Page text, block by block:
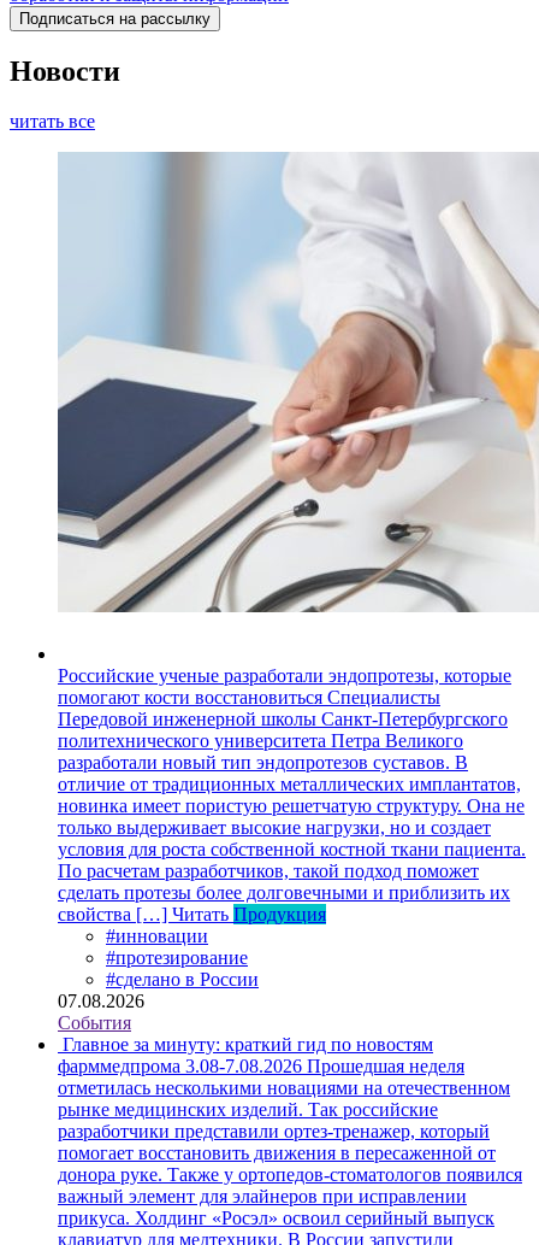
Новости
читать все
Российские ученые разработали эндопротезы, которые
помогают кости восстановиться Специалисты
Передовой инженерной школы Санкт-Петербургского
политехнического университета Петра Великого
разработали новый тип эндопротезов суставов. В
отличие от традиционных металлических имплантатов,
новинка имеет пористую решетчатую структуру. Она не
только выдерживает высокие нагрузки, но и создает
условия для роста собственной костной ткани пациента.
По расчетам разработчиков, такой подход поможет
сделать протезы более долговечными и приблизить их
свойства […] Читать Продукция
#инновации
#протезирование
#сделано в России
07.08.2026
События
Главное за минуту: краткий гид по новостям
фарммедпрома 3.08-7.08.2026 Прошедшая неделя
отметилась несколькими новациями на отечественном
рынке медицинских изделий. Так российские
разработчики представили ортез-тренажер, который
помогает восстановить движения в пересаженной от
донора руке. Также у ортопедов-стоматологов появился
важный элемент для элайнеров при исправлении
прикуса. Холдинг «Росэл» освоил серийный выпуск
клавиатур для медтехники. В России запустили